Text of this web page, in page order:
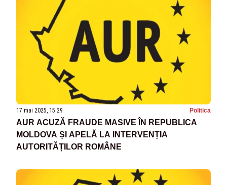
17 mai 2025, 15:29 Politica
AUR ACUZĂ FRAUDE MASIVE ÎN REPUBLICA
MOLDOVA ȘI APELĂ LA INTERVENȚIA
AUTORITĂȚILOR ROMÂNE